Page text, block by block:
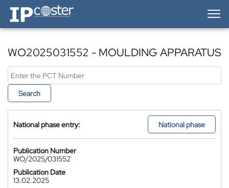
IP-Coster — Home
WO2025031552 - MOULDING APPARATUS
Search
National phase entry: National phase
Publication Number
WO/2025/031552
Publication Date
13.02.2025